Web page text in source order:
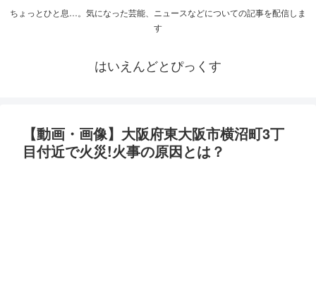
ちょっとひと息…。気になった芸能、ニュースなどについての記事を配信しま
す
はいえんどとぴっくす
【動画・画像】大阪府東大阪市横沼町3丁
目付近で火災!火事の原因とは？